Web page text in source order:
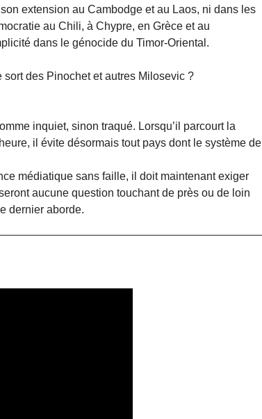
extension au Cambodge et au Laos, ni dans les
au Chili, à Chypre, en Grèce et au
dans le génocide du Timor-Oriental.
sort des Pinochet et autres Milosevic ?
inquiet, sinon traqué. Lorsqu’il parcourt la
il évite désormais tout pays dont le système de
médiatique sans faille, il doit maintenant exiger
aucune question touchant de près ou de loin
dernier aborde.